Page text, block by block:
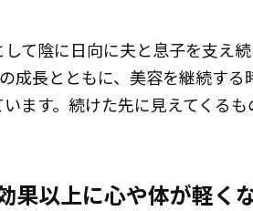
て陰に日向に夫と息子を支え
成長とともに、美容を継続す
ます。続けた先に見えてくるも
果以上に心や体が軽く